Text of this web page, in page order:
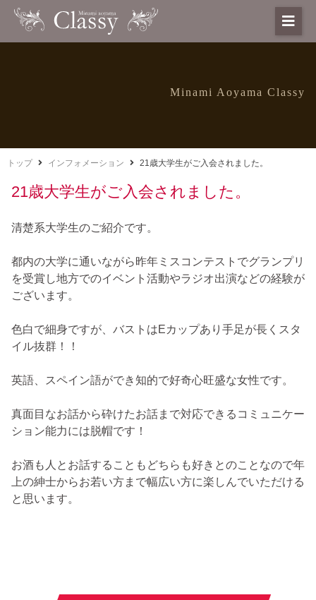
Minami Aoyama Classy
トップ インフォメーション 21歳大学生がご入会されました。
21歳大学生がご入会されました。
清楚系大学生のご紹介です。
都内の大学に通いながら昨年ミスコンテストでグランプリ
を受賞し地方でのイベント活動やラジオ出演などの経験が
ございます。
色白で細身ですが、バストはEカップあり手足が長くスタ
イル抜群！！
英語、スペイン語ができ知的で好奇心旺盛な女性です。
真面目なお話から砕けたお話まで対応できるコミュニケー
ション能力には脱帽です！
お酒も人とお話することもどちらも好きとのことなので年
上の紳士からお若い方まで幅広い方に楽しんでいただける
と思います。